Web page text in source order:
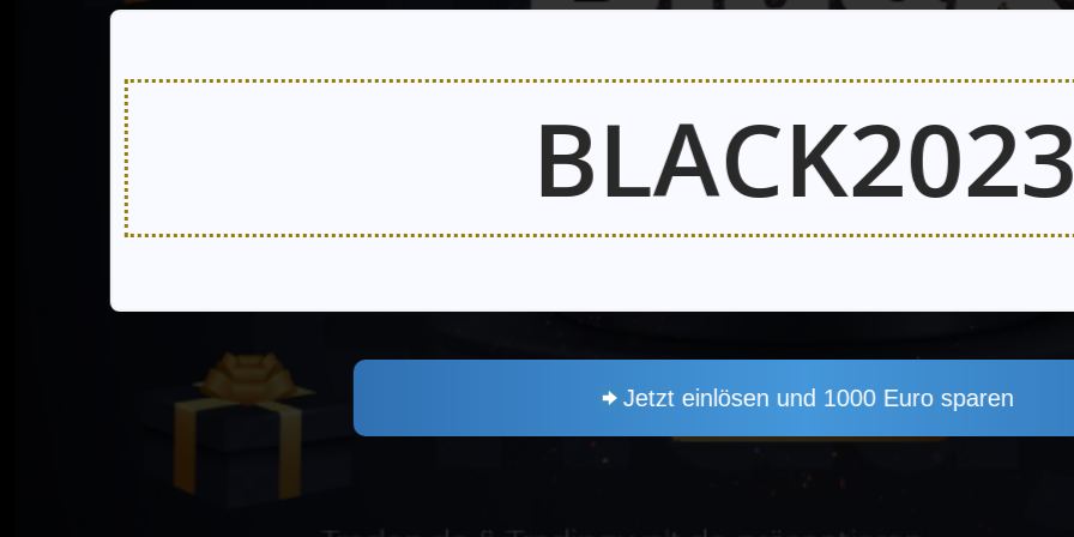
Jetzt einlösen und 1000 Euro sparen